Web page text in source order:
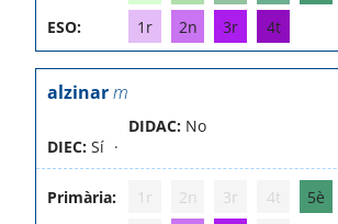
ESO:
1r 2n 3r 4t
alzinarm
DIEC: Sí
DIDAC: No
Primària: 1r 2n 3r 4t 5è